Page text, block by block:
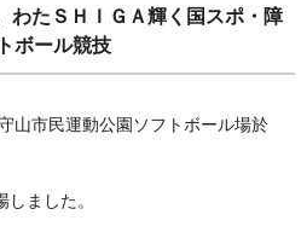
わたＳＨＩＧＡ輝く国スポ・障
ボール競技
山市民運動公園ソフトボール場於
ました。